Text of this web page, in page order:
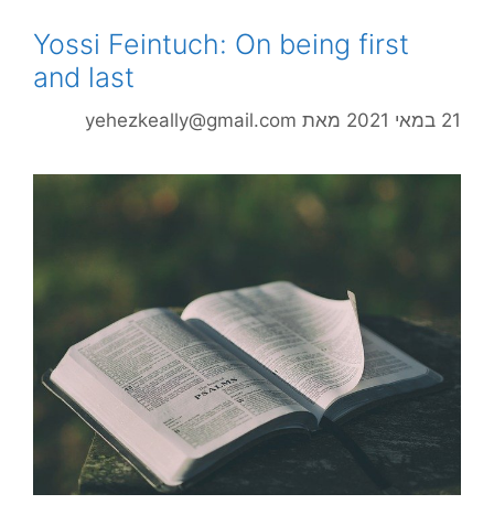
Yossi Feintuch: On being first
and last
21 במאי 2021 מאת yehezkeally@gmail.com